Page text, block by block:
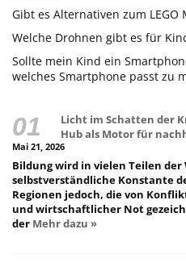
Gibt es Alternativen zum LEGO
Welche Drohnen gibt es für
Sollte mein Kind ein
welches Smartphone passt zu
Licht im Schatten der
Hub als Motor für
Mai 21, 2026
Bildung wird in vielen Teilen der
selbstverständliche Konstante
Regionen jedoch, die von
und wirtschaftlicher Not
der Mehr dazu »